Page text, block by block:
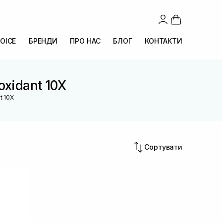
БРЕНДИ ПРО НАС БЛОГ КОНТАКТИ
10X
10X
Сортувати